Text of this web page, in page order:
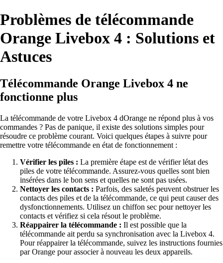
Problèmes de télécommande
Orange Livebox 4 : Solutions et
Astuces
Télécommande Orange Livebox 4 ne
fonctionne plus
La télécommande de votre Livebox 4 dOrange ne répond plus à vos
commandes ? Pas de panique, il existe des solutions simples pour
résoudre ce problème courant. Voici quelques étapes à suivre pour
remettre votre télécommande en état de fonctionnement :
Vérifier les piles : La première étape est de vérifier létat des
piles de votre télécommande. Assurez-vous quelles sont bien
insérées dans le bon sens et quelles ne sont pas usées.
Nettoyer les contacts : Parfois, des saletés peuvent obstruer les
contacts des piles et de la télécommande, ce qui peut causer des
dysfonctionnements. Utilisez un chiffon sec pour nettoyer les
contacts et vérifiez si cela résout le problème.
Réappairer la télécommande : Il est possible que la
télécommande ait perdu sa synchronisation avec la Livebox 4.
Pour réappairer la télécommande, suivez les instructions fournies
par Orange pour associer à nouveau les deux appareils.